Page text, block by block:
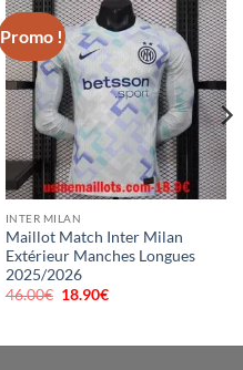
Promo !
INTER MILAN
Maillot Match Inter Milan
Extérieur Manches Longues
2025/2026
46.00€ Le
18.90€Le